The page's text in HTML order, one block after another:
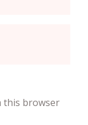
this browser